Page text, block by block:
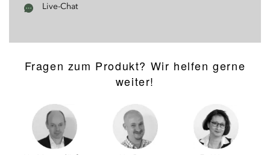
Live-Chat
Fragen zum Produkt? Wir helfen gerne
weiter!